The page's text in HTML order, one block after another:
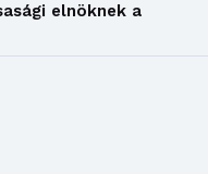
elnöknek a